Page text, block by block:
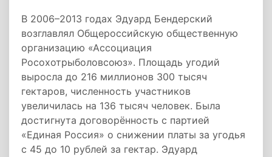
В 2006–2013 годах Эдуард Бендерский
возглавлял Общероссийскую общественную
организацию «Ассоциация
Росохотрыболовсоюз». Площадь угодий
выросла до 216 миллионов 300 тысяч
гектаров, численность участников
увеличилась на 136 тысяч человек. Была
достигнута договорённость с партией
«Единая Россия» о снижении платы за угодья
с 45 до 10 рублей за гектар. Эдуард